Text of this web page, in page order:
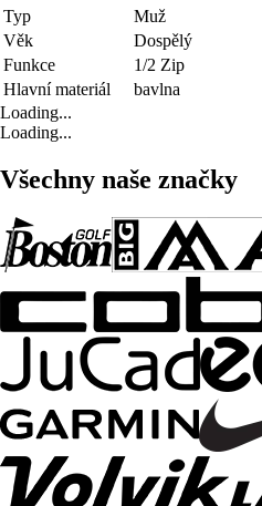
Typ
Muž
Věk
Dospělý
Funkce
1/2 Zip
Hlavní materiál
bavlna
Loading...
Loading...
Všechny naše značky